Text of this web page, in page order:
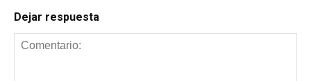
Dejar respuesta